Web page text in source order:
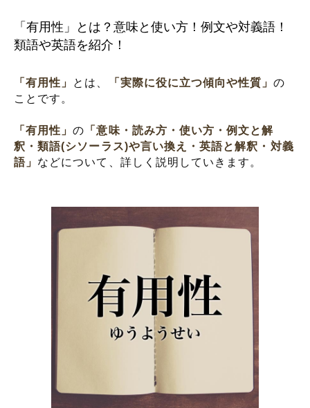
「有用性」とは？意味と使い方！例文や対義語！
類語や英語を紹介！
「有用性」 とは、 「実際に役に立つ傾向や性質」の
ことです。
「有用性」の 「意味・読み方・使い方・例文と解
釈・類語(シソーラス)や言い換え・英語と解釈・対義
語」 などについて、詳しく説明していきます。